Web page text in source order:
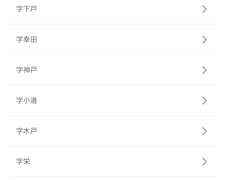
字下戸
字幸田
字神戸
字小道
字木戸
字栄